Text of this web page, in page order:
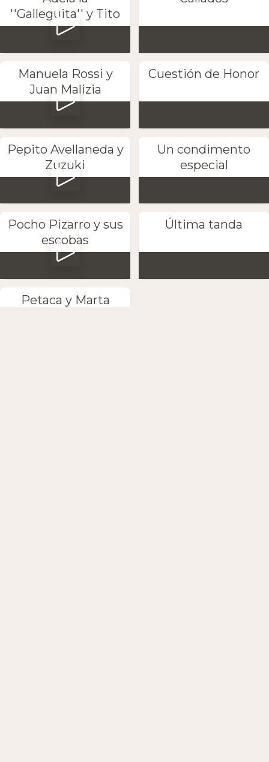
''Galleguita'' y Tito
Manuela Rossi y
Juan Malizia
Cuestión de Honor
Pepito Avellaneda y
Zuzuki
Un condimento
especial
Pocho Pizarro y sus
escobas
Última tanda
Petaca y Marta